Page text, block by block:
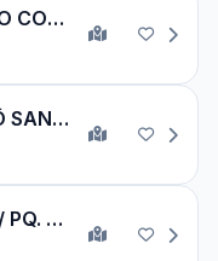
CANGAÍBA / PÇA DO CORREIO
CANGAÍBA / METRÔ SANTANA
PQ. NOVO MUNDO / PQ. D. PEDRO II